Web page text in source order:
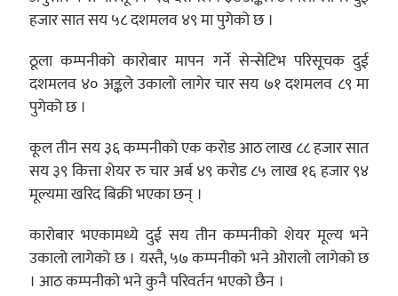
हजार सात सय ५८ दशमलव ४९ मा पुगेको छ ।
ठूला कम्पनीको कारोबार मापन गर्ने सेन्सेटिभ परिसूचक दुई
दशमलव ४० अङ्कले उकालो लागेर चार सय ७१ दशमलव ८९ मा
पुगेको छ ।
कूल तीन सय ३६ कम्पनीको एक करोड आठ लाख ८८ हजार सात
सय ३९ कित्ता शेयर रु चार अर्ब ४९ करोड ८५ लाख १६ हजार ९४
मूल्यमा खरिद बिक्री भएका छन् ।
कारोबार भएकामध्ये दुई सय तीन कम्पनीको शेयर मूल्य भने
उकालो लागेको छ । यस्तै, ५७ कम्पनीको भने ओरालो लागेको छ
। आठ कम्पनीको भने कुनै परिवर्तन भएको छैन ।